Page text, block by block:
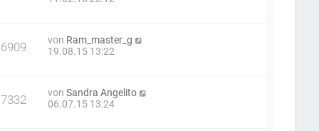
von Ram_master_g
19.08.15 13:22
vonSandra Angelito
06.07.15 13:24